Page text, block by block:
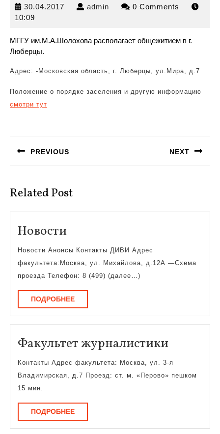
30.04.2017 30.04.2017
admin admin 0 Comments
10:09
МГГУ им.М.А.Шолохова располагает общежитием в г.
Люберцы.
Адрес: -Московская область, г. Люберцы, ул.Мира, д.7
Положение о порядке заселения и другую информацию
смотри тут
записям
PREVIOUS NEXT
Related Post
Новости
Новости Анонсы Контакты ДИВИ Адрес
факультета:Москва, ул. Михайлова, д.12А —Схема
проезда Телефон: 8 (499) (далее…)
ПОДРОБНЕЕПОДРОБНЕЕ
Факультет журналистики
Контакты Адрес факультета: Москва, ул. 3-я
Владимирская, д.7 Проезд: ст. м. «Перово» пешком
15 мин.
ПОДРОБНЕЕПОДРОБНЕЕ